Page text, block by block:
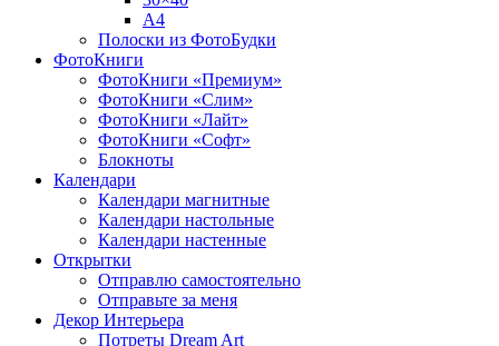
A4
Полоски из ФотоБудки
ФотоКниги
ФотоКниги «Премиум»
ФотоКниги «Слим»
ФотоКниги «Лайт»
ФотоКниги «Софт»
Блокноты
Календари
Календари магнитные
Календари настольные
Календари настенные
Открытки
Отправлю самостоятельно
Отправьте за меня
Декор Интерьера
Потреты Dream Art